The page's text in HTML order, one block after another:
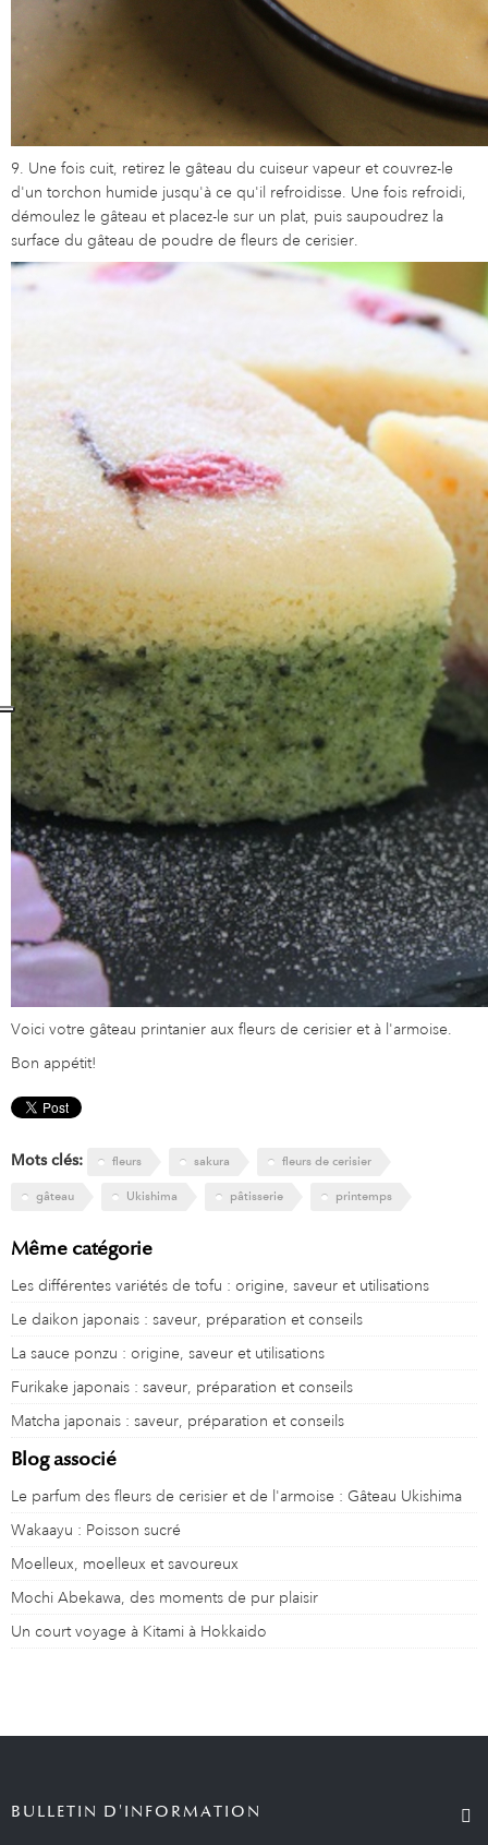
9. Une fois cuit, retirez le gâteau du cuiseur vapeur et couvrez-le
d'un torchon humide jusqu'à ce qu'il refroidisse. Une fois refroidi,
démoulez le gâteau et placez-le sur un plat, puis saupoudrez la
surface du gâteau de poudre de fleurs de cerisier.
Voici votre gâteau printanier aux fleurs de cerisier et à l'armoise.
Bon appétit!
Mots clés: fleurs sakura fleurs de cerisier
gâteau Ukishima pâtisserie printemps
Même catégorie
Les différentes variétés de tofu : origine, saveur et utilisations
Le daikon japonais : saveur, préparation et conseils
La sauce ponzu : origine, saveur et utilisations
Furikake japonais : saveur, préparation et conseils
Matcha japonais : saveur, préparation et conseils
Blog associé
Le parfum des fleurs de cerisier et de l'armoise : Gâteau Ukishima
Wakaayu : Poisson sucré
Moelleux, moelleux et savoureux
Mochi Abekawa, des moments de pur plaisir
Un court voyage à Kitami à Hokkaido
BULLETIN D'INFORMATION